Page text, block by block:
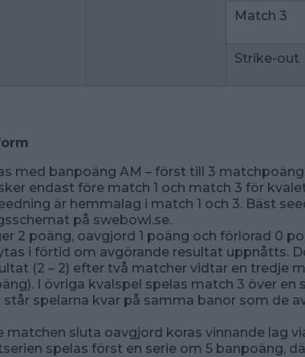
Match 3
Strike-out
med banpoäng AM – först till 3 matchpoäng.
endast före match 1 och match 3 för
är hemmalag i match 1 och 3. Bäst
på swebowl.se.
2 poäng, oavgjord 1 poäng och förlorad 0
i förtid om avgörande resultat uppnåtts.
(2 – 2) efter två matcher vidtar en tredje
I övriga kvalspel spelas match 3 över en
står spelarna kvar på samma banor som de
matchen sluta oavgjord koras vinnande lag
spelas först en serie om 5 banpoäng,